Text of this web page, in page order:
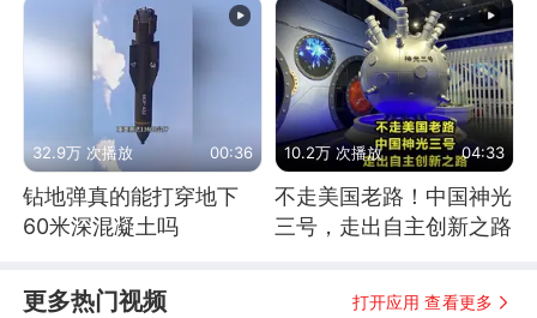
32.9万 次播放 00:36
钻地弹真的能打穿地下
60米深混凝土吗
10.2万 次播放 04:33
不走美国老路！中国神光
三号，走出自主创新之路
更多热门视频 打开应用 查看更多